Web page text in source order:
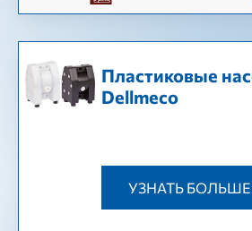
Пластиковые
Dellmeco
УЗНАТЬ БОЛЬШЕ